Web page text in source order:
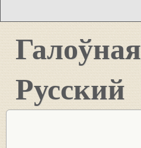
Галоўная
Русский